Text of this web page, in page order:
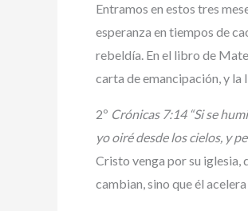
Entramos en estos tres
esperanza en tiempos de
rebeldía. En el libro de
carta de emancipación, y
2º Crónicas 7:14 “Si se
yo oiré desde los cielos, y
Cristo venga por su iglesia,
cambian, sino que él